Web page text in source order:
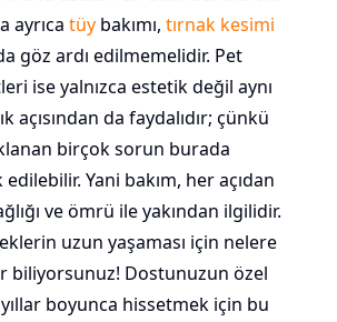
ayrıca tüy bakımı, tırnak kesimi
göz ardı edilmemelidir. Pet
ise yalnızca estetik değil aynı
açısından da faydalıdır; çünkü
birçok sorun burada
Yani bakım, her açıdan
ve ömrü ile yakından ilgilidir.
uzun yaşaması için nelere
biliyorsunuz! Dostunuzun özel
yıllar boyunca hissetmek için bu